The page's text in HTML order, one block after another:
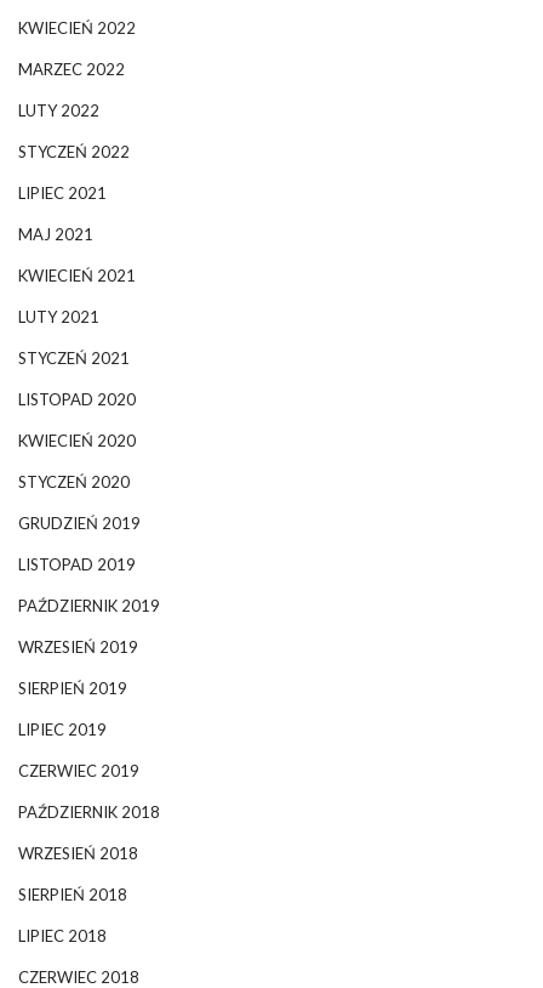
KWIECIEŃ 2022
MARZEC 2022
LUTY 2022
STYCZEŃ 2022
LIPIEC 2021
MAJ 2021
KWIECIEŃ 2021
LUTY 2021
STYCZEŃ 2021
LISTOPAD 2020
KWIECIEŃ 2020
STYCZEŃ 2020
GRUDZIEŃ 2019
LISTOPAD 2019
PAŹDZIERNIK 2019
WRZESIEŃ 2019
SIERPIEŃ 2019
LIPIEC 2019
CZERWIEC 2019
PAŹDZIERNIK 2018
WRZESIEŃ 2018
SIERPIEŃ 2018
LIPIEC 2018
CZERWIEC 2018